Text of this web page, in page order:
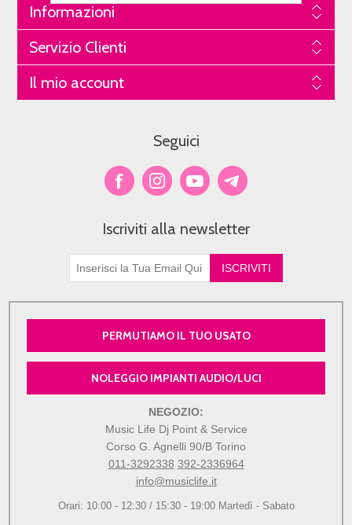
Informazioni
Servizio Clienti
Il mio account
Seguici
Iscriviti alla newsletter
PERMUTIAMO IL TUO USATO
NOLEGGIO IMPIANTI AUDIO/LUCI
NEGOZIO:
Music Life Dj Point & Service
Corso G. Agnelli 90/B Torino
011-3292338 392-2336964
info@musiclife.it
Orari: 10:00 - 12:30 / 15:30 - 19:00 Martedì - Sabato